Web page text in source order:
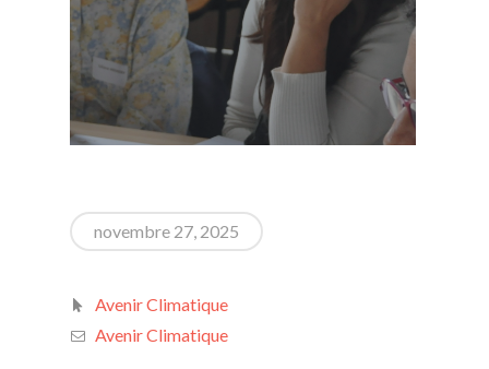
novembre 27, 2025
Avenir Climatique
Avenir Climatique